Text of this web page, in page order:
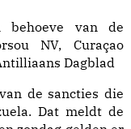
behoeve van de
NV, Curaçao
Dagblad
de sancties die
Dat meldt de